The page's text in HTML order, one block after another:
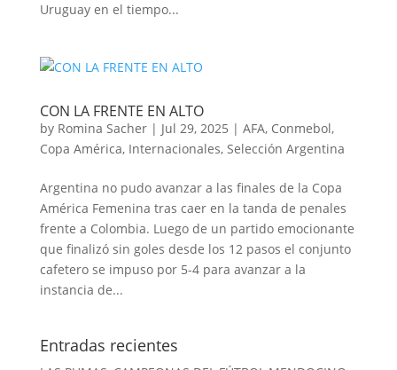
Uruguay en el tiempo...
CON LA FRENTE EN ALTO
by Romina Sacher| Jul 29, 2025 | AFA, Conmebol,
Copa América, Internacionales, Selección Argentina
Argentina no pudo avanzar a las finales de la Copa
América Femenina tras caer en la tanda de penales
frente a Colombia. Luego de un partido emocionante
que finalizó sin goles desde los 12 pasos el conjunto
cafetero se impuso por 5-4 para avanzar a la
instancia de...
Entradas recientes